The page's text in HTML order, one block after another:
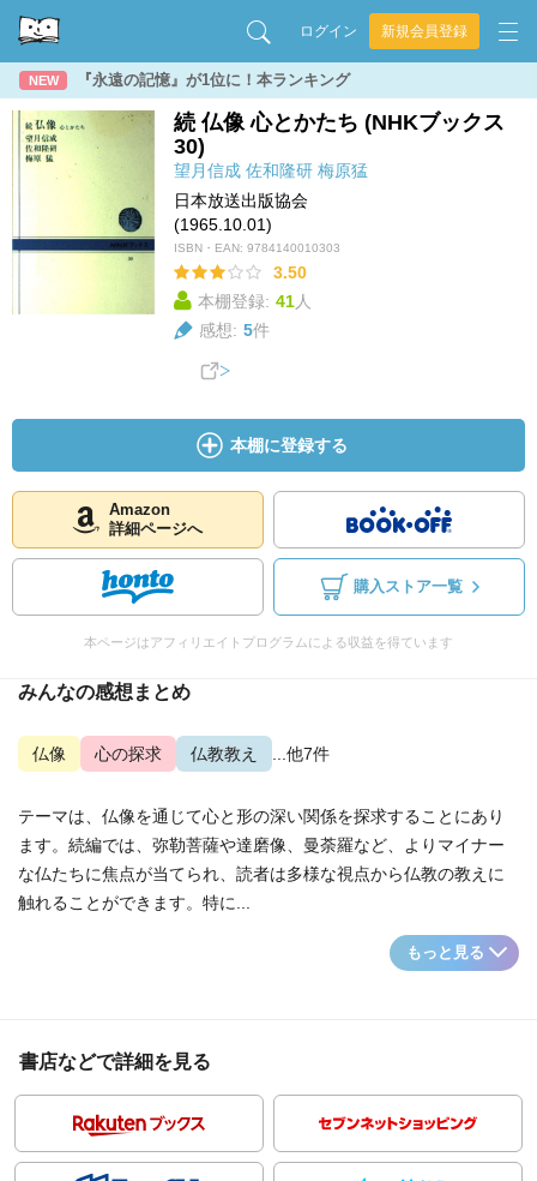
ログイン 新規会員登録
NEW 『永遠の記憶』が1位に！本ランキング
続 仏像 心とかたち (NHKブックス
30)
望月信成 佐和隆研 梅原猛
日本放送出版協会
(1965.10.01)
ISBN・EAN: 9784140010303
3.50
本棚登録: 41人
感想: 5件
本棚に登録する
Amazon
詳細ページへ
購入ストア一覧
本ページはアフィリエイトプログラムによる収益を得ています
みんなの感想まとめ
仏像 心の探求 仏教教え ...他7件
テーマは、仏像を通じて心と形の深い関係を探求することにあり
ます。続編では、弥勒菩薩や達磨像、曼荼羅など、よりマイナー
な仏たちに焦点が当てられ、読者は多様な視点から仏教の教えに
触れることができます。特に...
もっと見る
書店などで詳細を見る